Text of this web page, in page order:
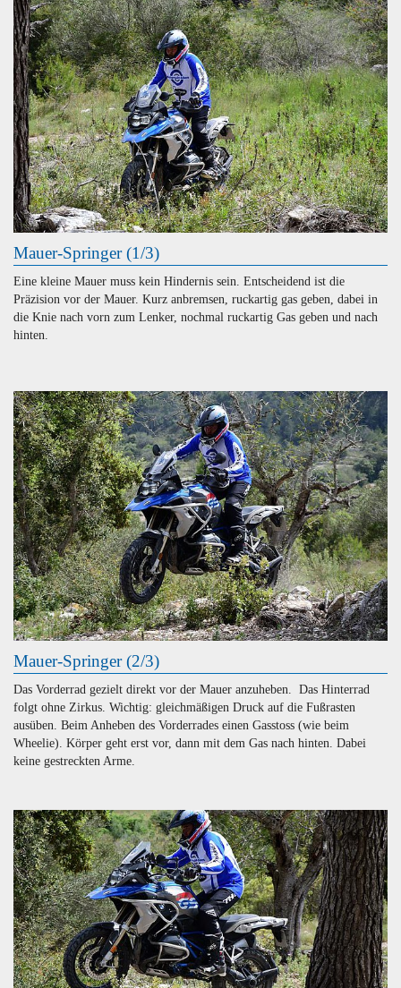
Mauer-Springer (1/3)
Eine kleine Mauer muss kein Hindernis sein. Entscheidend ist die
Präzision vor der Mauer. Kurz anbremsen, ruckartig gas geben, dabei in
die Knie nach vorn zum Lenker, nochmal ruckartig Gas geben und nach
hinten.
Mauer-Springer (2/3)
Das Vorderrad gezielt direkt vor der Mauer anzuheben. Das Hinterrad
folgt ohne Zirkus. Wichtig: gleichmäßigen Druck auf die Fußrasten
ausüben. Beim Anheben des Vorderrades einen Gasstoss (wie beim
Wheelie). Körper geht erst vor, dann mit dem Gas nach hinten. Dabei
keine gestreckten Arme.